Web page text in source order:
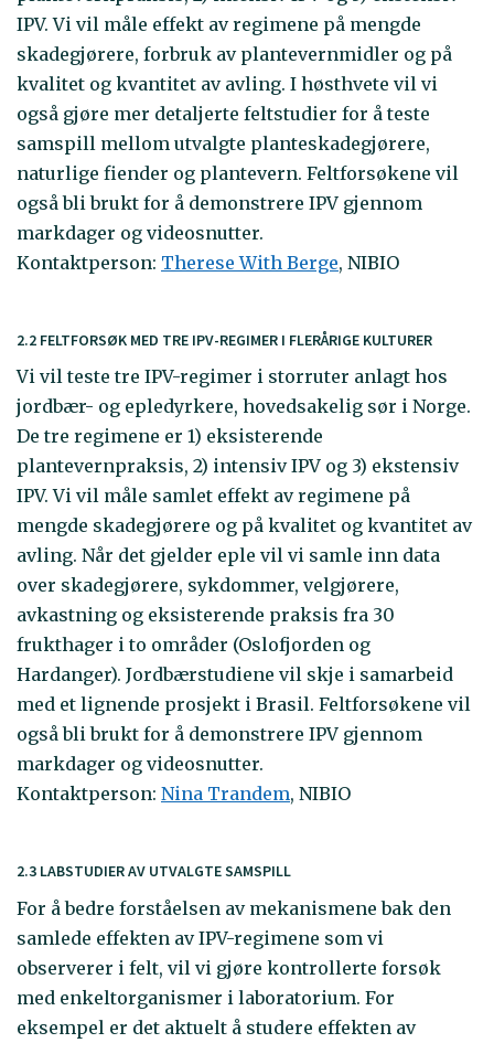
IPV. Vi vil måle effekt av regimene på mengde
skadegjørere, forbruk av plantevernmidler og på
kvalitet og kvantitet av avling. I høsthvete vil vi
også gjøre mer detaljerte feltstudier for å teste
samspill mellom utvalgte planteskadegjørere,
naturlige fiender og plantevern. Feltforsøkene vil
også bli brukt for å demonstrere IPV gjennom
markdager og videosnutter.
Kontaktperson: Therese With Berge, NIBIO
2.2 FELTFORSØK MED TRE IPV-REGIMER I FLERÅRIGE KULTURER
Vi vil teste tre IPV-regimer i storruter anlagt hos
jordbær- og epledyrkere, hovedsakelig sør i Norge.
De tre regimene er 1) eksisterende
plantevernpraksis, 2) intensiv IPV og 3) ekstensiv
IPV. Vi vil måle samlet effekt av regimene på
mengde skadegjørere og på kvalitet og kvantitet av
avling. Når det gjelder eple vil vi samle inn data
over skadegjørere, sykdommer, velgjørere,
avkastning og eksisterende praksis fra 30
frukthager i to områder (Oslofjorden og
Hardanger). Jordbærstudiene vil skje i samarbeid
med et lignende prosjekt i Brasil. Feltforsøkene vil
også bli brukt for å demonstrere IPV gjennom
markdager og videosnutter.
Kontaktperson: Nina Trandem, NIBIO
2.3 LABSTUDIER AV UTVALGTE SAMSPILL
For å bedre forståelsen av mekanismene bak den
samlede effekten av IPV-regimene som vi
observerer i felt, vil vi gjøre kontrollerte forsøk
med enkeltorganismer i laboratorium. For
eksempel er det aktuelt å studere effekten av